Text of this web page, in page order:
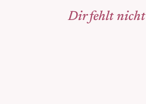
Dir fehlt nicht